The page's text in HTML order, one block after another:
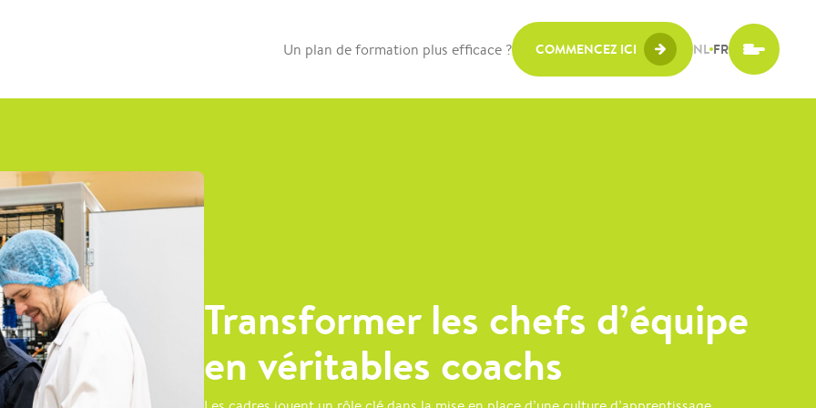
Un plan de formation plus efficace ? COMMENCEZ ICI NL FR
Transformer les chefs d’équipe
en véritables coachs